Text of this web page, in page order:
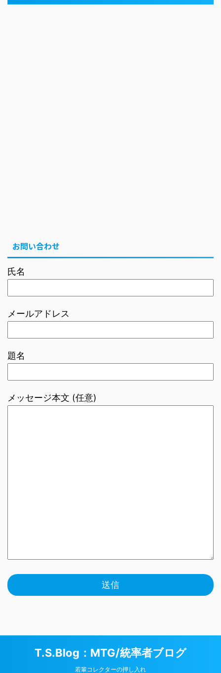
お問い合わせ
氏名
メールアドレス
題名
メッセージ本文 (任意)
T.S.Blog：MTG/統率者ブログ
若輩コレクターの押し入れ